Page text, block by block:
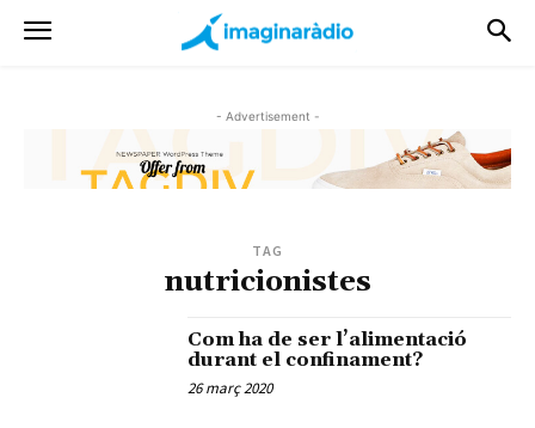
- Advertisement -
TAG
nutricionistes
Com ha de ser l’alimentació
durant el confinament?
26 març 2020